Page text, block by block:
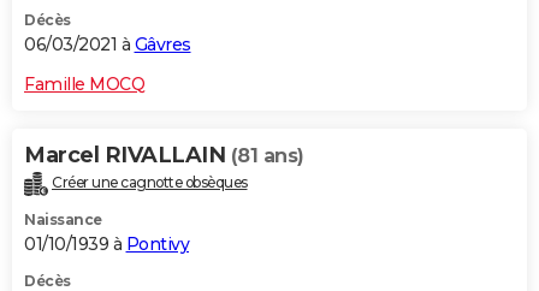
Décès
06/03/2021 à Gâvres
Famille MOCQ
Marcel RIVALLAIN (81 ans)
Créer une cagnotte obsèques
Naissance
01/10/1939 à Pontivy
Décès